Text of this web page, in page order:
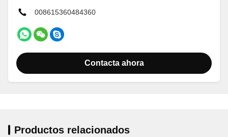
008615360484360
Contacta ahora
Productos relacionados